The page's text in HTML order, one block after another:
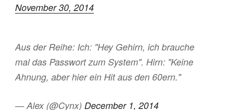
November 30, 2014
Aus der Reihe: Ich: "Hey Gehirn, ich brauche
mal das Passwort zum System". Hirn: "Keine
Ahnung, aber hier ein Hit aus den 60ern."
— Alex (@Cynx) December 1, 2014